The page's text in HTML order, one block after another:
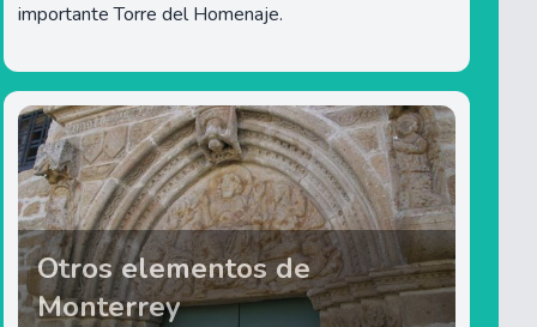
importante Torre del Homenaje.
Otros elementos de
Monterrey